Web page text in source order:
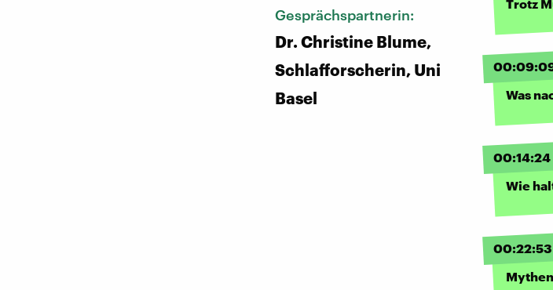
Gesprächspartnerin:
Dr. Christine Blume,
Schlafforscherin, Uni
Basel
Trotz
00:09:
Was
00:14:24
Wie
00:22:53